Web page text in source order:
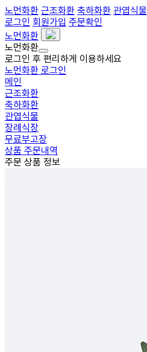
노먼화환 근조화환 축하화환 관엽식물
로그인 회원가입 주문확인
노먼화환
노먼화환
로그인 후 편리하게 이용하세요
노먼화환 로그인
메인
근조화환
축하화환
관엽식물
장례식장
무료부고장
상품 주문내역
주문 상품 정보